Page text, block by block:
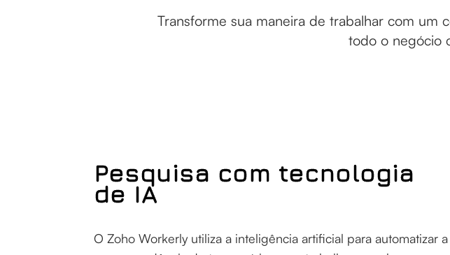
Transforme sua maneira de trabalhar com um
todo o negócio
Pesquisa com tecnologia
de IA
O Zoho Workerly utiliza a inteligência artificial para automatizar a